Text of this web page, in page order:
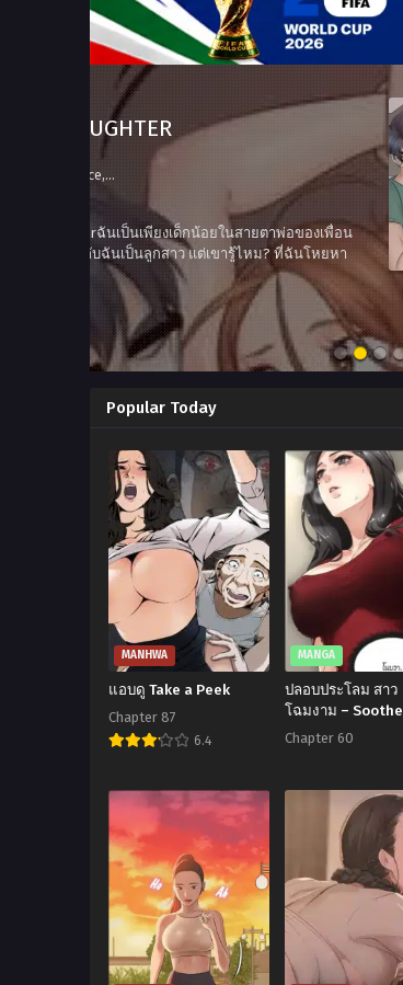
SUMMARY
Thai translation by: แปลจนนิ้วล็อค
Status:Ongoing
Author:
Popular Today
MANHWA
แอบดู Take a Peek
Chapter 87
6.4
MANGA
ปลอบประโลม สาว
โฉมงาม – Soothe
Chapter 60